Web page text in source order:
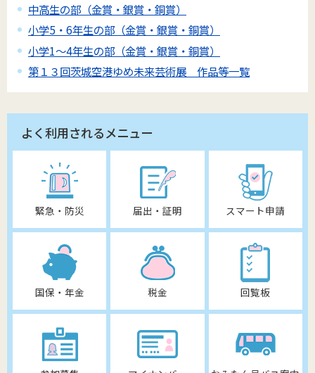
中高生の部（金賞・銀賞・銅賞）
小学5・6年生の部（金賞・銀賞・銅賞）
小学1～4年生の部（金賞・銀賞・銅賞）
第１３回茨城空港ゆめ未来芸術展 作品等一覧
よく利用されるメニュー
緊急・防災 届出・証明 スマート申請
国保・年金 税金 回覧板